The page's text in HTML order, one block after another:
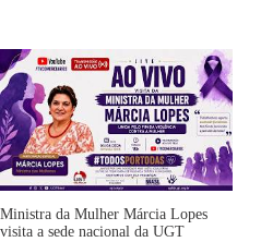
Ministra da Mulher Márcia Lopes
visita a sede nacional da UGT